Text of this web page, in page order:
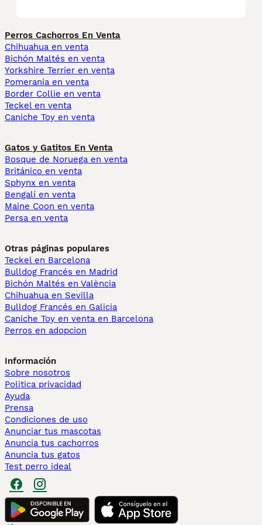
Perros Cachorros En Venta
Chihuahua en venta
Bichón Maltés en venta
Yorkshire Terrier en venta
Pomerania en venta
Border Collie en venta
Teckel en venta
Caniche Toy en venta
Gatos y Gatitos En Venta
Bosque de Noruega en venta
Británico en venta
Sphynx en venta
Bengalí en venta
Maine Coon en venta
Persa en venta
Otras páginas populares
Teckel en Barcelona
Bulldog Francés en Madrid
Bichón Maltés en València
Chihuahua en Sevilla
Bulldog Francés en Galicia
Caniche Toy en venta en Barcelona
Perros en adopcion
Información
Sobre nosotros
Politica privacidad
Ayuda
Prensa
Condiciones de uso
Anunciar tus mascotas
Anuncia tus cachorros
Anuncia tus gatos
Test perro ideal